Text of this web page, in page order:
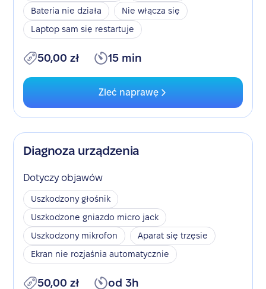
Bateria nie działa
Nie włącza się
Laptop sam się restartuje
50,00 zł 15 min
Zleć naprawę
Diagnoza urządzenia
Dotyczy objawów
Uszkodzony głośnik
Uszkodzone gniazdo micro jack
Uszkodzony mikrofon
Aparat się trzęsie
Ekran nie rozjaśnia automatycznie
50,00 zł od 3h